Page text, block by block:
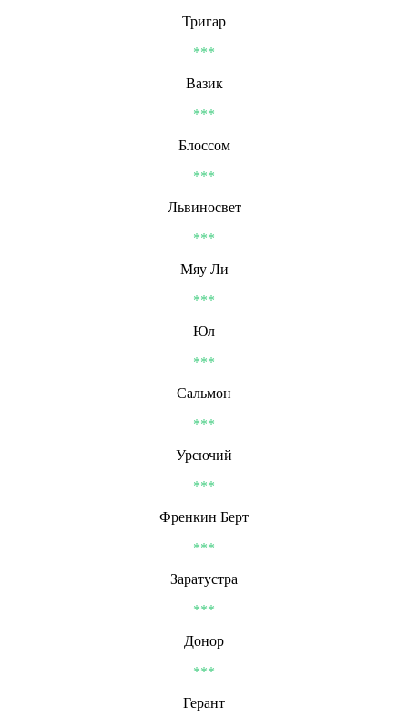
Тригар
***
Вазик
***
Блоссом
***
Львиносвет
***
Мяу Ли
***
Юл
***
Сальмон
***
Урсючий
***
Френкин Берт
***
Заратустра
***
Донор
***
Герант